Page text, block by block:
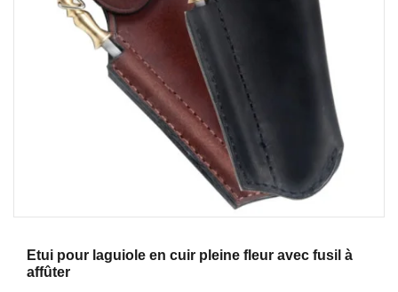
Etui pour laguiole en cuir pleine fleur avec fusil à
affûter